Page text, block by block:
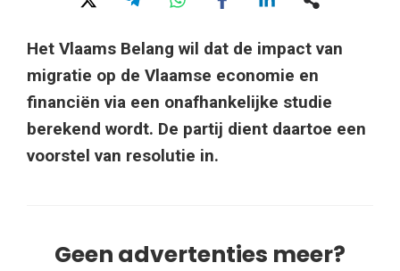
Het Vlaams Belang wil dat de impact van
migratie op de Vlaamse economie en
financiën via een onafhankelijke studie
berekend wordt. De partij dient daartoe een
voorstel van resolutie in.
Geen advertenties meer?